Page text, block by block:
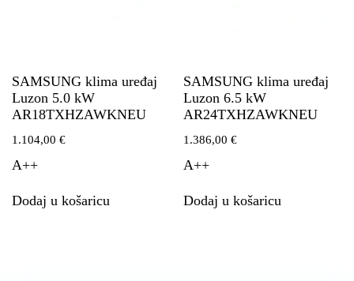
SAMSUNG klima uređaj
Luzon 5.0 kW
AR18TXHZAWKNEU
1.104,00 €
A++
Dodaj u košaricu
SAMSUNG klima uređaj
Luzon 6.5 kW
AR24TXHZAWKNEU
1.386,00€
A++
Dodaj u košaricu